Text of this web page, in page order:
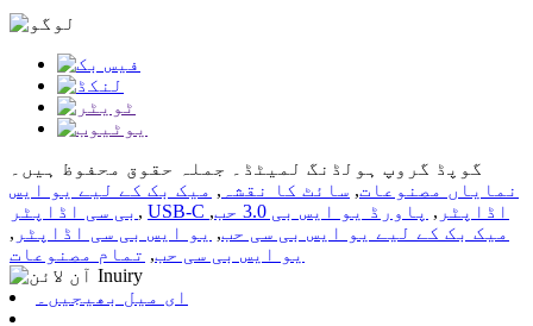
گوپڈ گروپ ہولڈنگ لمیٹڈ۔ جملہ حقوق محفوظ ہیں۔
نمایاں مصنوعات, سائٹ کا نقشہ , میک بک کے لیے یو ایس
بی سی اڈاپٹر , USB-C اڈاپٹر , پاورڈ یو ایس بی 3.0 حب
,
میک بک کے لیے یو ایس بی سی حب, یو ایس بی سی اڈاپٹر ,
یو ایس بی سی حب, تمام مصنوعات
ای میل بھیجیں۔